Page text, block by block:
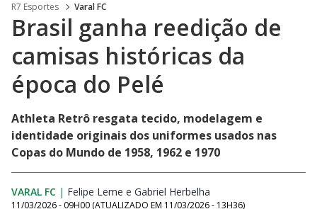
R7 Esportes Varal FC
Brasil ganha reedição de
camisas históricas da
época do Pelé
Athleta Retrô resgata tecido, modelagem e
identidade originais dos uniformes usados nas
Copas do Mundo de 1958, 1962 e 1970
VARAL FC | Felipe Leme Opens in new window
e Gabriel Herbelha
11/03/2026 - 09H00 (ATUALIZADO EM 11/03/2026 - 13H36)